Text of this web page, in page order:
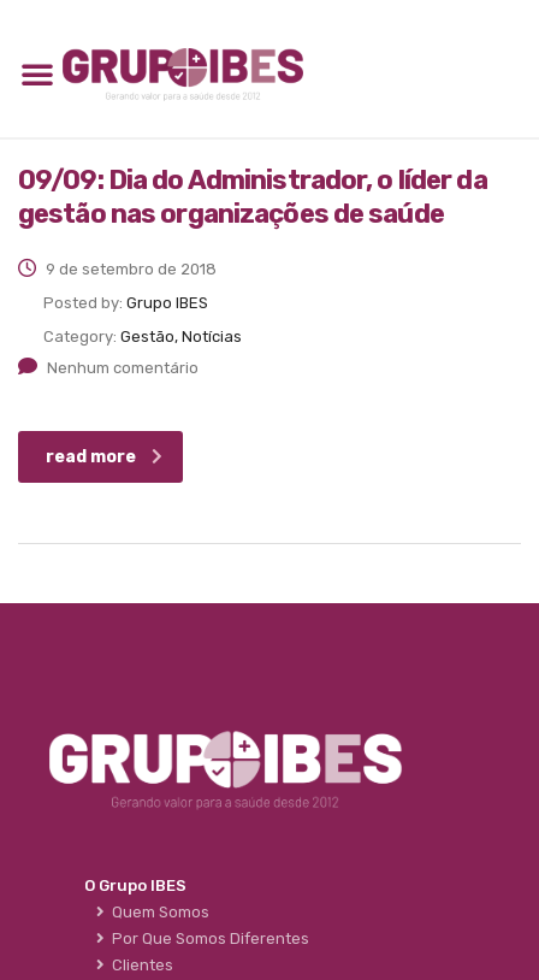
09/09: Dia do Administrador, o líder da
gestão nas organizações de saúde
9 de setembro de 2018
Posted by: Grupo IBES
Category: Gestão, Notícias
Nenhum comentário
read more
O Grupo IBES
Quem Somos
Por Que Somos Diferentes
Clientes